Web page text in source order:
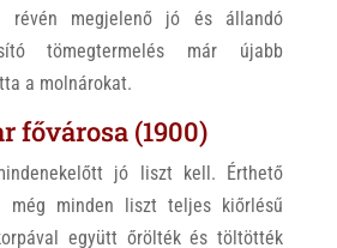
révén megjelenő jó és állandó
tömegtermelés már újabb
a molnárokat.
fővárosa (1900)
jó liszt kell. Érthető
még minden liszt teljes kiőrlésű
együtt őrölték és töltötték